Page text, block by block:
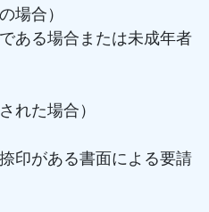
場合）
ある場合または未成年者
れた場合）
印がある書面による要請